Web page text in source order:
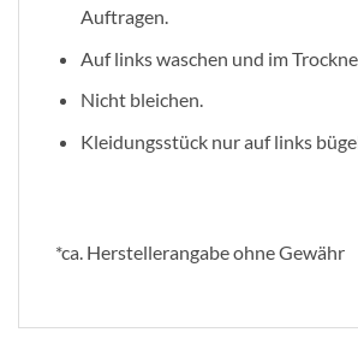
Auftragen.
Auf links waschen und im
Nicht bleichen.
Kleidungsstück nur auf links
*ca. Herstellerangabe ohne Gewähr